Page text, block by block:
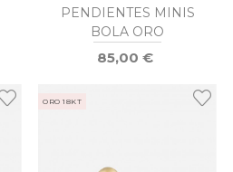
PENDIENTES MINIS
BOLA ORO
85,00 €
ORO 18KT